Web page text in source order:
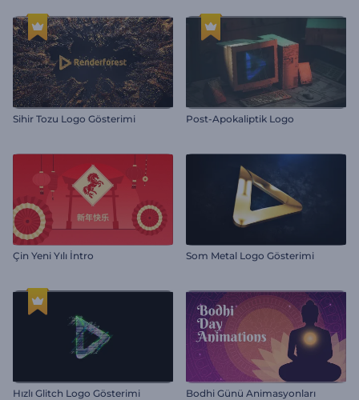
Sihir Tozu Logo Gösterimi Post-Apokaliptik Logo
Çin Yeni Yılı İntro Som Metal Logo Gösterimi
Hızlı Glitch Logo Gösterimi Bodhi Günü Animasyonları